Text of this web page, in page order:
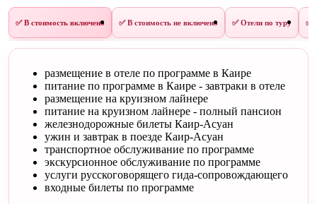
✅ В стоимость включено ✅ В стоимость не включено ✅ Отели по туру ✅
размещение в отеле по программе в Каире
питание по программе в Каире - завтраки в отеле
размещение на круизном лайнере
питание на круизном лайнере - полный пансион
железнодорожные билеты Каир-Асуан
ужин и завтрак в поезде Каир-Асуан
транспортное обслуживание по программе
экскурсионное обслуживание по программе
услуги русскоговорящего гида-сопровождающего
входные билеты по программе